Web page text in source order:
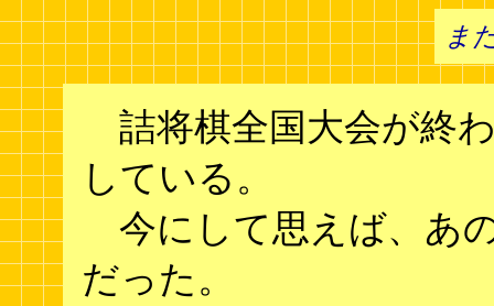
ま
詰将棋全国大会が終
している。
今にして思えば、あ
だった。